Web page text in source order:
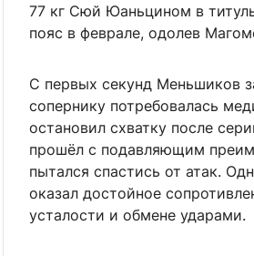
77 кг Сюй Юаньцином в
пояс в феврале, одолев
С первых секунд Меньшиков
сопернику потребовалась
остановил схватку после
прошёл с подавляющим
пытался спастись от атак.
оказал достойное
усталости и обмене ударами.